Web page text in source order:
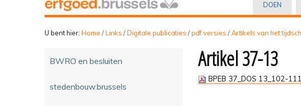
DOEN
U bent hier: Home /Links /Digitale publicaties /pdf versies /Artikels van het
BWRO en besluiten
stedenbouw.brussels
Artikel 37-13
BPEB 37_DOS 13_102-